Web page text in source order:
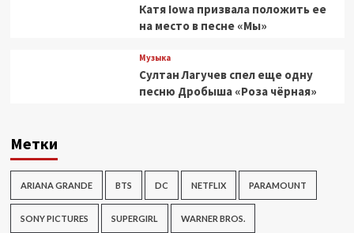
Катя Iowa призвала положить ее
на место в песне «Мы»
Музыка
Султан Лагучев спел еще одну
песню Дробыша «Роза чёрная»
Метки
ARIANA GRANDE BTS DC NETFLIX PARAMOUNT
SONY PICTURES SUPERGIRL WARNER BROS.